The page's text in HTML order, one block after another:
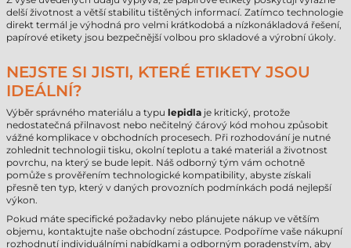
delší životnost a větší stabilitu tištěných informací. Zatímco technologie
direkt termál je výhodná pro velmi krátkodobá a nízkonákladová řešení,
papírové etikety jsou bezpečnější volbou pro skladové a výrobní úkoly.
NEJSTE SI JISTI, KTERÉ ETIKETY JSOU
IDEÁLNÍ?
Výběr správného materiálu a typu lepidla je kritický, protože
nedostatečná přilnavost nebo nečitelný čárový kód mohou způsobit
vážné komplikace v obchodních procesech. Při rozhodování je nutné
zohlednit technologii tisku, okolní teplotu a také materiál a životnost
povrchu, na který se bude lepit. Náš odborný tým vám ochotně
pomůže s prověřením technologické kompatibility, abyste získali
přesně ten typ, který v daných provozních podmínkách podá nejlepší
výkon.
Pokud máte specifické požadavky nebo plánujete nákup ve větším
objemu, kontaktujte naše obchodní zástupce. Podpoříme vaše nákupní
rozhodnutí individuálními nabídkami a odborným poradenstvím, aby